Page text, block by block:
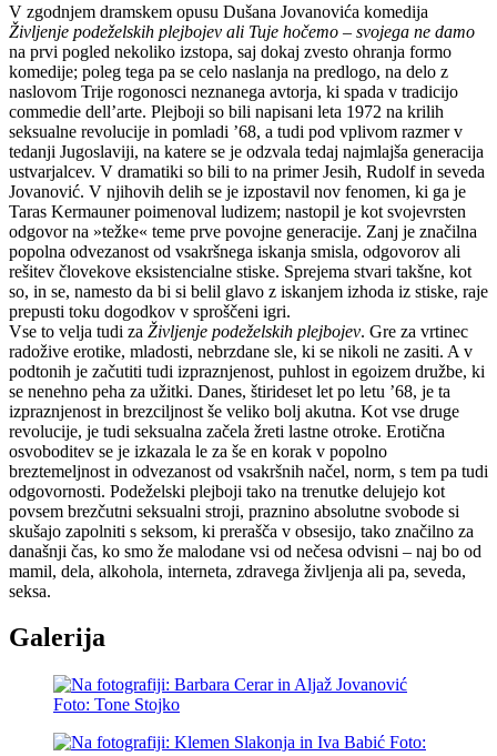
V zgodnjem dramskem opusu Dušana Jovanovića komedija
Življenje podeželskih plejbojev ali Tuje hočemo – svojega ne damo
na prvi pogled nekoliko izstopa, saj dokaj zvesto ohranja formo
komedije; poleg tega pa se celo naslanja na predlogo, na delo z
naslovom Trije rogonosci neznanega avtorja, ki spada v tradicijo
commedie dell’arte. Plejboji so bili napisani leta 1972 na krilih
seksualne revolucije in pomladi ’68, a tudi pod vplivom razmer v
tedanji Jugoslaviji, na katere se je odzvala tedaj najmlajša generacija
ustvarjalcev. V dramatiki so bili to na primer Jesih, Rudolf in seveda
Jovanović. V njihovih delih se je izpostavil nov fenomen, ki ga je
Taras Kermauner poimenoval ludizem; nastopil je kot svojevrsten
odgovor na »težke« teme prve povojne generacije. Zanj je značilna
popolna odvezanost od vsakršnega iskanja smisla, odgovorov ali
rešitev človekove eksistencialne stiske. Sprejema stvari takšne, kot
so, in se, namesto da bi si belil glavo z iskanjem izhoda iz stiske, raje
prepusti toku dogodkov v sproščeni igri.
Vse to velja tudi za Življenje podeželskih plejbojev. Gre za vrtinec
radožive erotike, mladosti, nebrzdane sle, ki se nikoli ne zasiti. A v
podtonih je začutiti tudi izpraznjenost, puhlost in egoizem družbe, ki
se nenehno peha za užitki. Danes, štirideset let po letu ’68, je ta
izpraznjenost in brezciljnost še veliko bolj akutna. Kot vse druge
revolucije, je tudi seksualna začela žreti lastne otroke. Erotična
osvoboditev se je izkazala le za še en korak v popolno
breztemeljnost in odvezanost od vsakršnih načel, norm, s tem pa tudi
odgovornosti. Podeželski plejboji tako na trenutke delujejo kot
povsem brezčutni seksualni stroji, praznino absolutne svobode si
skušajo zapolniti s seksom, ki prerašča v obsesijo, tako značilno za
današnji čas, ko smo že malodane vsi od nečesa odvisni – naj bo od
mamil, dela, alkohola, interneta, zdravega življenja ali pa, seveda,
seksa.
Galerija